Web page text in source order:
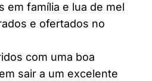
em família e lua de mel
e ofertados no
com uma boa
sair a um excelente